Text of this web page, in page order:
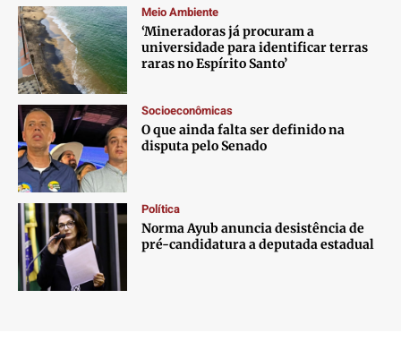
Meio Ambiente
‘Mineradoras já procuram a
universidade para identificar terras
raras no Espírito Santo’
Socioeconômicas
O que ainda falta ser definido na
disputa pelo Senado
Política
Norma Ayub anuncia desistência de
pré-candidatura a deputada estadual